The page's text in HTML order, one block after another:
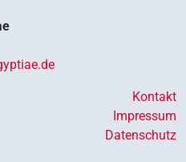
Kontakt
Impressum
Datenschutz